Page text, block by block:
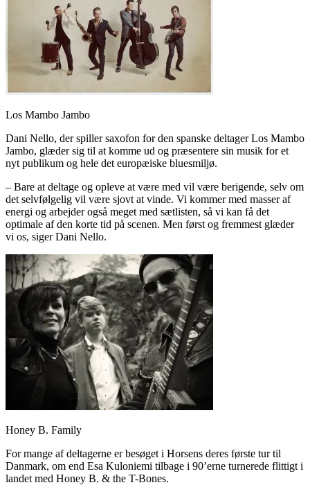
Los Mambo Jambo
Dani Nello, der spiller saxofon for den spanske deltager Los Mambo
Jambo, glæder sig til at komme ud og præsentere sin musik for et
nyt publikum og hele det europæiske bluesmiljø.
– Bare at deltage og opleve at være med vil være berigende, selv om
det selvfølgelig vil være sjovt at vinde. Vi kommer med masser af
energi og arbejder også meget med sætlisten, så vi kan få det
optimale af den korte tid på scenen. Men først og fremmest glæder
vi os, siger Dani Nello.
Honey B. Family
For mange af deltagerne er besøget i Horsens deres første tur til
Danmark, om end Esa Kuloniemi tilbage i 90’erne turnerede flittigt i
landet med Honey B. & the T-Bones.